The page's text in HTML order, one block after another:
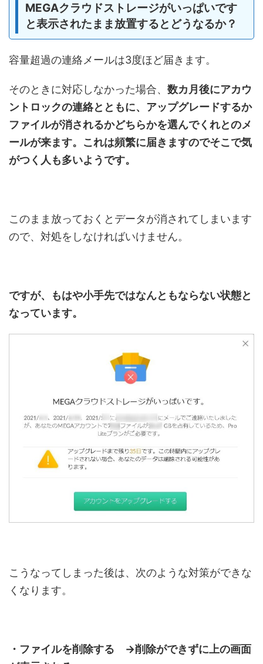
MEGAクラウドストレージがいっぱいです
と表示されたまま放置するとどうなるか？
容量超過の連絡メールは3度ほど届きます。
そのときに対応しなかった場合、 数カ月後にアカウ
ントロックの連絡とともに、アップグレードするか
ファイルが消されるかどちらかを選んでくれとのメ
ールが来ます。これは頻繁に届きますのでそこで気
がつく人も多いようです。
このまま放っておくとデータが消されてしまいます
ので、対処をしなければいけません。
ですが、もはや小手先ではなんともならない状態と
なっています。
こうなってしまった後は、次のような対策ができな
くなります。
・ファイルを削除する →削除ができずに上の画面